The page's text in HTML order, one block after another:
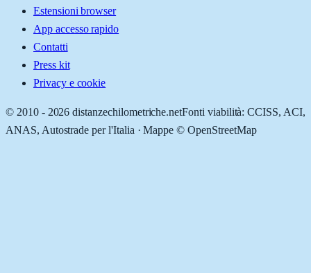
Estensioni browser
App accesso rapido
Contatti
Press kit
Privacy e cookie
© 2010 - 2026 distanzechilometriche.netFonti viabilità: CCISS, ACI,
ANAS, Autostrade per l'Italia · Mappe © OpenStreetMap